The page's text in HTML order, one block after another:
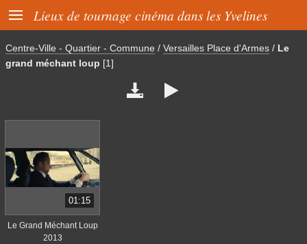
 Lieux de tournage cinéma dans les Yvelines
Centre-Ville - Quartier - Commune / Versailles Place d'Armes / Le
grand méchant loup [1]
 
01:15
Le Grand Méchant Loup
2013